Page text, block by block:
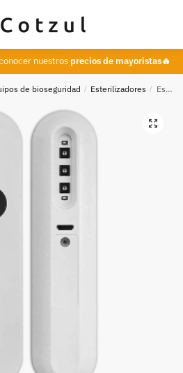
nuestros precios de mayoristas🔥
de bioseguridad / Esterilizadores / Esterilizador UVPortátil de Mano , ENGLAND ELECTRONICS EEL-UVP01
🔍